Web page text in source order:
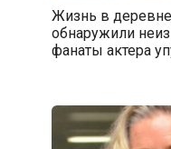
Жизнь в
обнаружили
фанаты актера